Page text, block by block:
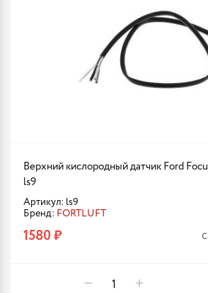
Верхний кислородный датчик Ford
ls9
Артикул: ls9
Бренд: FORTLUFT
1580 ₽